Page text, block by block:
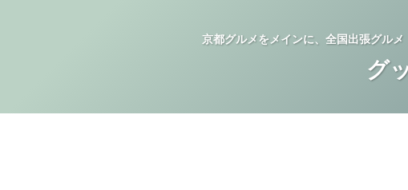
京都グルメをメインに、全国出張グル
グ